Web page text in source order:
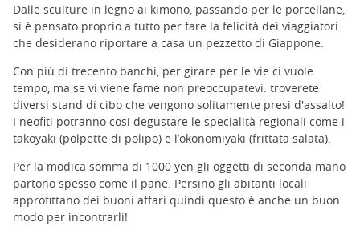
Dalle sculture in legno ai kimono, passando per le porcellane,
si è pensato proprio a tutto per fare la felicità dei viaggiatori
che desiderano riportare a casa un pezzetto di Giappone.
Con più di trecento banchi, per girare per le vie ci vuole
tempo, ma se vi viene fame non preoccupatevi: troverete
diversi stand di cibo che vengono solitamente presi d'assalto!
I neofiti potranno cosi degustare le specialità regionali come i
takoyaki (polpette di polipo) e l’okonomiyaki (frittata salata).
Per la modica somma di 1000 yen gli oggetti di seconda mano
partono spesso come il pane. Persino gli abitanti locali
approfittano dei buoni affari quindi questo è anche un buon
modo per incontrarli!